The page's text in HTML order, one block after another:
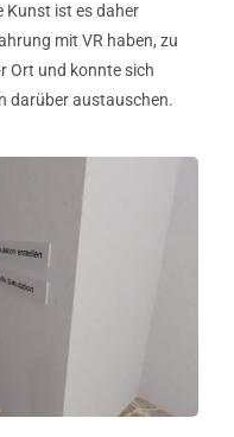
Kunst ist es daher
mit VR haben, zu
Ort und konnte sich
darüber austauschen.